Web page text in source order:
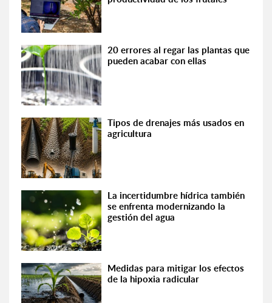
20 errores al regar las plantas que
pueden acabar con ellas
Tipos de drenajes más usados en
agricultura
La incertidumbre hídrica también
se enfrenta modernizando la
gestión del agua
Medidas para mitigar los efectos
de la hipoxia radicular